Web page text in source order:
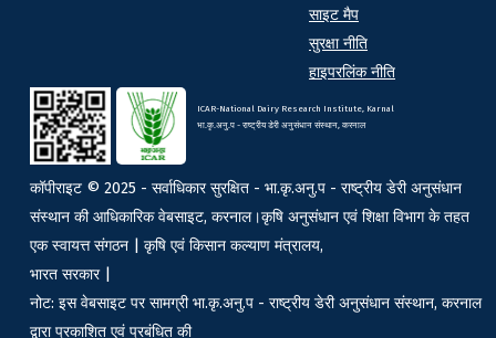
साइट मैप
सुरक्षा नीति
हाइपरलिंक नीति
ICAR-National Dairy Research Institute, Karnal
भा.कृ.अनु.प - राष्ट्रीय डेरी अनुसंधान संस्थान, करनाल
कॉपीराइट © 2025 - सर्वाधिकार सुरक्षित - भा.कृ.अनु.प - राष्ट्रीय डेरी अनुसंधान
संस्थान की आधिकारिक वेबसाइट, करनाल।कृषि अनुसंधान एवं शिक्षा विभाग के तहत
एक स्वायत्त संगठन | कृषि एवं किसान कल्याण मंत्रालय,
भारत सरकार |
नोट: इस वेबसाइट पर सामग्री भा.कृ.अनु.प - राष्ट्रीय डेरी अनुसंधान संस्थान, करनाल
द्वारा प्रकाशित एवं प्रबंधित की